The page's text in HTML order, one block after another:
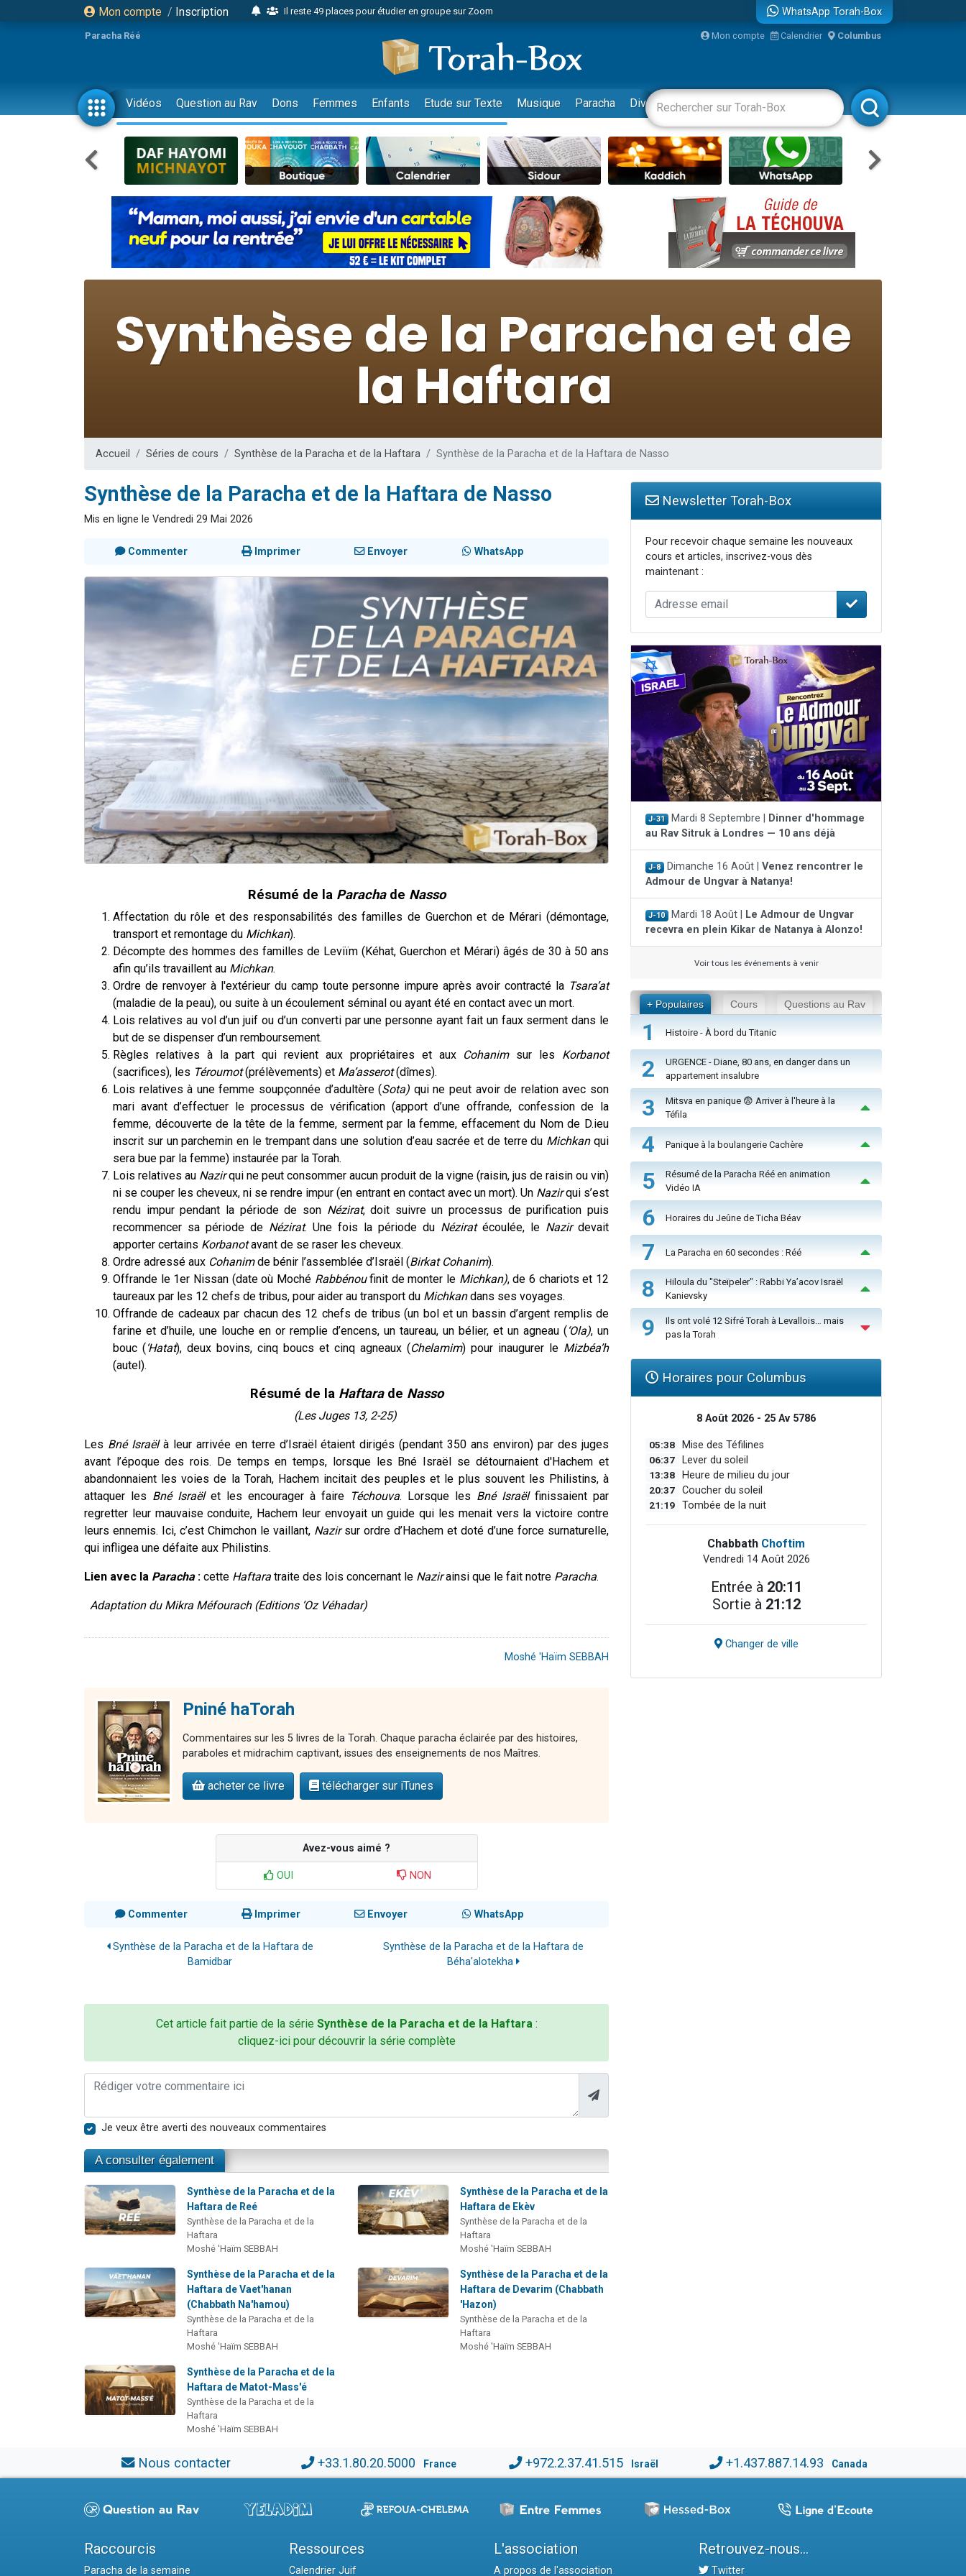
Mon compte / Inscription
Il reste 49 places pour étudier en groupe sur Zoom
2 personnes viennent de nous rejoindre sur WhatsApp
6 personnes viennent de nous rejoindre sur WhatsApp
4 personnes viennent de faire un don pour Reloger Rivka, 6 enfants, victime de violences...
2 personnes viennent de faire un don pour 1 Journée de Vacances Pour les Enfants
17 personnes viennent de demander une bénédiction
4 personnes viennent de nous rejoindre sur WhatsApp
Il reste 49 places pour étudier en groupe sur Zoom
Eva vient de donner son Maasser
4 personnes viennent de nous rejoindre sur WhatsApp
3 personnes viennent de nous rejoindre sur WhatsApp
Odaya vient de donner son Maasser
2 personnes viennent de nous rejoindre sur WhatsApp
13 personnes viennent de demander une bénédiction
30 personnes viennent de faire un don pour Sauvez la jambe de Yohan
Il reste 49 places pour étudier en groupe sur Zoom
12 nouvelles musiques dans Torah-Box Music
WhatsApp Torah-Box
Paracha Réé Mon compte Calendrier Columbus
Vidéos Question au Rav Dons Femmes Enfants Etude sur Texte Musique Paracha Divertissements Livres Rabbanim
Accueil Séries de cours Synthèse de la Paracha et de la Haftara Synthèse de la Paracha et de la Haftara de Nasso
Synthèse de la Paracha et de la Haftara de Nasso
Mis en ligne le Vendredi 29 Mai 2026
Commenter Imprimer Envoyer WhatsApp
Résumé de la Parachade Nasso
Affectation du rôle et des responsabilités des familles de Guerchon et de Mérari (démontage,
transport et remontage du Michkan).
Décompte des hommes des familles de Leviïm (Kéhat, Guerchon et Mérari) âgés de 30 à 50 ans
afin qu’ils travaillent au Michkan.
Ordre de renvoyer à l'extérieur du camp toute personne impure après avoir contracté la Tsara’at
(maladie de la peau), ou suite à un écoulement séminal ou ayant été en contact avec un mort.
Lois relatives au vol d’un juif ou d’un converti par une personne ayant fait un faux serment dans le
but de se dispenser d’un remboursement.
Règles relatives à la part qui revient aux propriétaires et auxCohanimsur les Korbanot
(sacrifices), les Téroumot(prélèvements) et Ma’asserot(dîmes).
Lois relatives à une femme soupçonnée d’adultère (Sota) qui ne peut avoir de relation avec son
mari avant d’effectuer le processus de vérification (apport d’une offrande, confession de la
femme, découverte de la tête de la femme, serment par la femme, effacement du Nom de D.ieu
inscrit sur un parchemin en le trempant dans une solution d’eau sacrée et de terre du Michkanqui
sera bue par la femme) instaurée par la Torah.
Lois relatives au Nazirqui ne peut consommer aucun produit de la vigne (raisin, jus de raisin ou vin)
ni se couper les cheveux, ni se rendre impur (en entrant en contact avec un mort). Un Nazirqui s’est
rendu impur pendant la période de son Nézirat, doit suivre un processus de purification puis
recommencer sa période de Nézirat. Une fois la période du Néziratécoulée, le Nazirdevait
apporter certains Korbanotavant de se raser les cheveux.
Ordre adressé aux Cohanimde bénir l’assemblée d’Israël (Birkat Cohanim).
Offrande le 1er Nissan (date où Moché Rabbénoufinit de monter le Michkan), de 6 chariots et 12
taureaux par les 12 chefs de tribus, pour aider au transport du Michkandans ses voyages.
Offrande de cadeaux par chacun des 12 chefs de tribus (un bol et un bassin d’argent remplis de
farine et d’huile, une louche en or remplie d’encens, un taureau, un bélier, et un agneau ( ‘Ola), un
bouc ( ‘Hatat), deux bovins, cinq boucs et cinq agneaux (Chelamim) pour inaugurer le Mizbéa’h
(autel).
Résumé de laHaftarade Nasso
(Les Juges 13, 2-25)
Les Bné Israëlà leur arrivée en terre d’Israël étaient dirigés (pendant 350 ans environ) par des juges
avant l’époque des rois. De temps en temps, lorsque les Bné Israël se détournaient d'Hachem et
abandonnaient les voies de la Torah, Hachem incitait des peuples et le plus souvent les Philistins, à
attaquer les Bné Israëlet les encourager à faire Téchouva. Lorsque les Bné Israëlfinissaient par
regretter leur mauvaise conduite, Hachem leur envoyait un guide qui les menait vers la victoire contre
leurs ennemis. Ici, c’est Chimchon le vaillant, Nazirsur ordre d’Hachem et doté d’une force surnaturelle,
qui infligea une défaite aux Philistins.
Lien avec la Paracha: cette Haftara traite des lois concernant le Nazirainsi que le fait notre Paracha.
Adaptation du Mikra Méfourach (Editions ‘Oz Véhadar)
Moshé 'Haïm SEBBAH
Pniné haTorah
Commentaires sur les 5 livres de la Torah. Chaque paracha éclairée par des histoires,
paraboles et midrachim captivant, issues des enseignements de nos Maîtres.
acheter ce livre télécharger sur iTunes
Avez-vous aimé ?
OUI NON
Commenter Imprimer Envoyer WhatsApp
Synthèse de la Paracha et de la Haftara de
Bamidbar
Synthèse de la Paracha et de la Haftara de
Béha'alotekha
Cet article fait partie de la série Synthèse de la Paracha et de la Haftara:
cliquez-ici pour découvrir la série complète
Je veux être averti des nouveaux commentaires
A consulter également
Synthèse de la Paracha et de la
Haftara de Reé
Synthèse de la Paracha et de la
Haftara
Moshé 'Haïm SEBBAH
Synthèse de la Paracha et de la
Haftara de Ekèv
Synthèse de la Paracha et de la
Haftara
Moshé 'Haïm SEBBAH
Synthèse de la Paracha et de la
Haftara de Vaet'hanan
(Chabbath Na'hamou)
Synthèse de la Paracha et de la
Haftara
Moshé 'Haïm SEBBAH
Synthèse de la Paracha et de la
Haftara de Devarim (Chabbath
'Hazon)
Synthèse de la Paracha et de la
Haftara
Moshé 'Haïm SEBBAH
Synthèse de la Paracha et de la
Haftara de Matot-Mass'é
Synthèse de la Paracha et de la
Haftara
Moshé 'Haïm SEBBAH
Newsletter Torah-Box
Pour recevoir chaque semaine les nouveaux
cours et articles, inscrivez-vous dès
maintenant :
J-31 Mardi 8 Septembre |
Dinner d'hommage
au Rav Sitruk à Londres — 10 ans déjà
J-8 Dimanche 16 Août | Venez rencontrer le
Admour de Ungvar à Natanya!
J-10 Mardi 18 Août |
Le Admour de Ungvar
recevra en plein Kikar de Natanya à Alonzo!
Voir tous les événements à venir
+ Populaires Cours Questions au Rav
1 Histoire - À bord du Titanic
2
URGENCE - Diane, 80 ans, en danger dans un
appartement insalubre
3
Mitsva en panique 😨 Arriver à l'heure à la
Téfila
4 Panique à la boulangerie Cachère
5
Résumé de la Paracha Réé en animation
Vidéo IA
6 Horaires du Jeûne de Ticha Béav
7 La Paracha en 60 secondes : Réé
8
Hiloula du "Steïpeler" : Rabbi Ya’acov Israël
Kanievsky
9
Ils ont volé 12 Sifré Torah à Levallois… mais
pas la Torah
Horaires pour Columbus
8 Août 2026 - 25 Av 5786
05:38 Mise des Téfilines
06:37 Lever du soleil
13:38 Heure de milieu du jour
20:37 Coucher du soleil
21:19 Tombée de la nuit
Chabbath Choftim
Vendredi 14 Août 2026
Entrée à 20:11
Sortie à 21:12
Changer de ville
Nous contacter +33.1.80.20.5000 France +972.2.37.41.515 Israël +1.437.887.14.93 Canada
Raccourcis
Paracha de la semaine
Ressources
Calendrier Juif
L'association
A propos de l'association
Retrouvez-nous...
Twitter